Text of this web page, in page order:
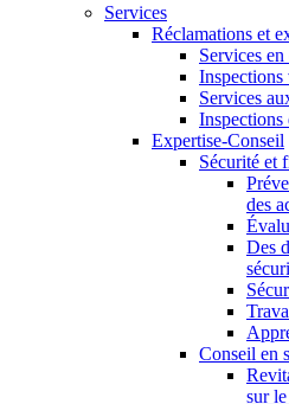
Services
Réclamations et
Services
Services
Inspections
Expertise-Conseil
Sécurité et
des
Des
Conseil en
sur